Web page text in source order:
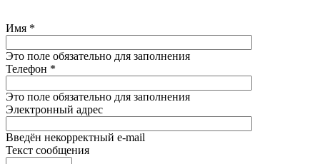
Имя *
Это поле обязательно для заполнения
Телефон *
Это поле обязательно для заполнения
Электронный адрес
Введён некорректный e-mail
Текст сообщения